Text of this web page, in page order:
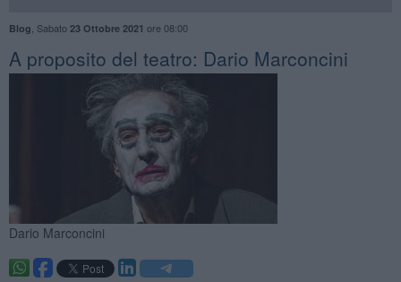
Blog Sabato 23 Ottobre 2021 ore 08:00
​A proposito del teatro: Dario Marconcini
Dario Marconcini